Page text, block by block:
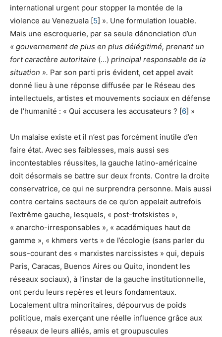
international urgent pour stopper la montée de la
violence au Venezuela [5] ». Une formulation louable.
Mais une escroquerie, par sa seule dénonciation d’un
« gouvernement de plus en plus délégitimé, prenant un
fort caractère autoritaire (…) principal responsable de la
situation ». Par son parti pris évident, cet appel avait
donné lieu à une réponse diffusée par le Réseau des
intellectuels, artistes et mouvements sociaux en défense
de l’humanité : « Qui accusera les accusateurs ? [6] »
Un malaise existe et il n’est pas forcément inutile d’en
faire état. Avec ses faiblesses, mais aussi ses
incontestables réussites, la gauche latino-américaine
doit désormais se battre sur deux fronts. Contre la droite
conservatrice, ce qui ne surprendra personne. Mais aussi
contre certains secteurs de ce qu’on appelait autrefois
l’extrême gauche, lesquels, « post-trotskistes »,
« anarcho-irresponsables », « académiques haut de
gamme », « khmers verts » de l’écologie (sans parler du
sous-courant des « marxistes narcissistes » qui, depuis
Paris, Caracas, Buenos Aires ou Quito, inondent les
réseaux sociaux), à l’instar de la gauche institutionnelle,
ont perdu leurs repères et leurs fondamentaux.
Localement ultra minoritaires, dépourvus de poids
politique, mais exerçant une réelle influence grâce aux
réseaux de leurs alliés, amis et groupuscules